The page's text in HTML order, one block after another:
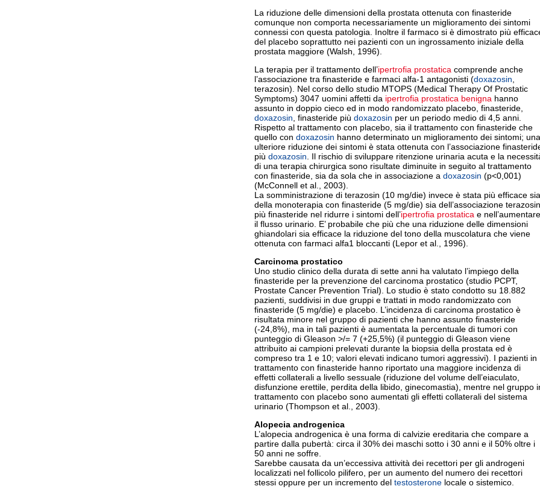
La riduzione delle dimensioni della prostata ottenuta con finasteride
comunque non comporta necessariamente un miglioramento dei sintomi
connessi con questa patologia. Inoltre il farmaco si è dimostrato più
del placebo soprattutto nei pazienti con un ingrossamento iniziale della
prostata maggiore (Walsh, 1996).
La terapia per il trattamento dell’ipertrofia prostatica comprende anche
l’associazione tra finasteride e farmaci alfa-1 antagonisti (doxazosin
terazosin). Nel corso dello studio MTOPS (Medical Therapy Of Prostatic
Symptoms) 3047 uomini affetti da ipertrofia prostatica benigna hanno
assunto in doppio cieco ed in modo randomizzato placebo, finasteride,
doxazosin , finasteride più doxazosin per un periodo medio di 4,5 anni.
Rispetto al trattamento con placebo, sia il trattamento con finasteride che
quello con doxazosin hanno determinato un miglioramento dei sintomi; una
ulteriore riduzione dei sintomi è stata ottenuta con l’associazione
più doxazosin . Il rischio di sviluppare ritenzione urinaria acuta e la
di una terapia chirurgica sono risultate diminuite in seguito al trattamento
con finasteride, sia da sola che in associazione a doxazosin (p<0,001)
(McConnell et al., 2003).
La somministrazione di terazosin (10 mg/die) invece è stata più efficace sia
della monoterapia con finasteride (5 mg/die) sia dell’associazione terazosin
più finasteride nel ridurre i sintomi dell’ipertrofia prostatica e nell’aumentare
il flusso urinario. E’ probabile che più che una riduzione delle dimensioni
ghiandolari sia efficace la riduzione del tono della muscolatura che viene
ottenuta con farmaci alfa1 bloccanti (Lepor et al., 1996).
Carcinoma prostatico
Uno studio clinico della durata di sette anni ha valutato l’impiego della
finasteride per la prevenzione del carcinoma prostatico (studio PCPT,
Prostate Cancer Prevention Trial). Lo studio è stato condotto su 18.882
pazienti, suddivisi in due gruppi e trattati in modo randomizzato con
finasteride (5 mg/die) e placebo. L’incidenza di carcinoma prostatico è
risultata minore nel gruppo di pazienti che hanno assunto finasteride
(-24,8%), ma in tali pazienti è aumentata la percentuale di tumori con
punteggio di Gleason >/= 7 (+25,5%) (il punteggio di Gleason viene
attribuito ai campioni prelevati durante la biopsia della prostata ed è
compreso tra 1 e 10; valori elevati indicano tumori aggressivi). I pazienti in
trattamento con finasteride hanno riportato una maggiore incidenza di
effetti collaterali a livello sessuale (riduzione del volume dell’eiaculato,
disfunzione erettile, perdita della libido, ginecomastia), mentre nel gruppo
trattamento con placebo sono aumentati gli effetti collaterali del sistema
urinario (Thompson et al., 2003).
Alopecia androgenica
L’alopecia androgenica è una forma di calvizie ereditaria che compare a
partire dalla pubertà: circa il 30% dei maschi sotto i 30 anni e il 50% oltre i
50 anni ne soffre.
Sarebbe causata da un’eccessiva attività dei recettori per gli androgeni
localizzati nel follicolo pilifero, per un aumento del numero dei recettori
stessi oppure per un incremento del testosterone locale o sistemico.